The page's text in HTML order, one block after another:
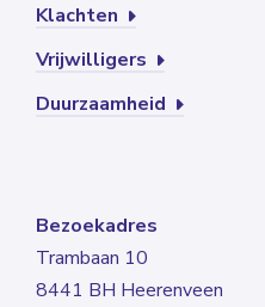
Klachten
Vrijwilligers
Duurzaamheid
Bezoekadres
Trambaan 10
8441 BH Heerenveen